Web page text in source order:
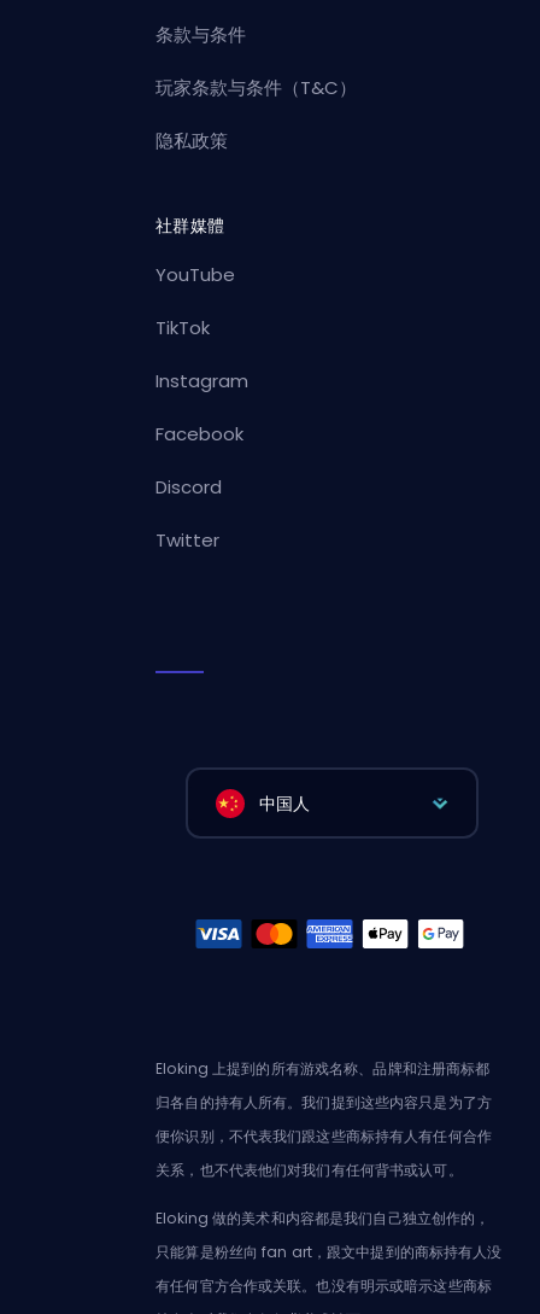
条款与条件
玩家条款与条件（T&C）
隐私政策
社群媒體
YouTube
TikTok
Instagram
Facebook
Discord
Twitter
中国人
Eloking 上提到的所有游戏名称、品牌和注册商标都
归各自的持有人所有。我们提到这些内容只是为了方
便你识别，不代表我们跟这些商标持有人有任何合作
关系，也不代表他们对我们有任何背书或认可。
Eloking 做的美术和内容都是我们自己独立创作的，
只能算是粉丝向 fan art，跟文中提到的商标持有人没
有任何官方合作或关联。也没有明示或暗示这些商标